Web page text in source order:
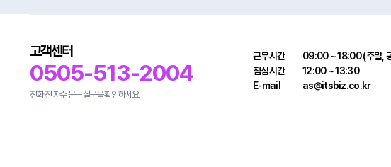
고객센터
0505-513-2004
전화 전 자주 묻는 질문을 확인하세요
근무시간
09:00 ~ 18:00 (주말,
점심시간
12:00 ~ 13:30
E-mail
as@itsbiz.co.kr